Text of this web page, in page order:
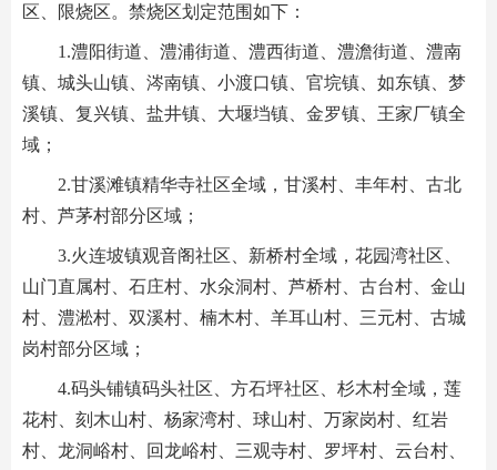
区、限烧区。禁烧区划定范围如下：
1.澧阳街道、澧浦街道、澧西街道、澧澹街道、澧南
镇、城头山镇、涔南镇、小渡口镇、官垸镇、如东镇、梦
溪镇、复兴镇、盐井镇、大堰垱镇、金罗镇、王家厂镇全
域；
2.甘溪滩镇精华寺社区全域，甘溪村、丰年村、古北
村、芦茅村部分区域；
3.火连坡镇观音阁社区、新桥村全域，花园湾社区、
山门直属村、石庄村、水氽洞村、芦桥村、古台村、金山
村、澧淞村、双溪村、楠木村、羊耳山村、三元村、古城
岗村部分区域；
4.码头铺镇码头社区、方石坪社区、杉木村全域，莲
花村、刻木山村、杨家湾村、球山村、万家岗村、红岩
村、龙洞峪村、回龙峪村、三观寺村、罗坪村、云台村、